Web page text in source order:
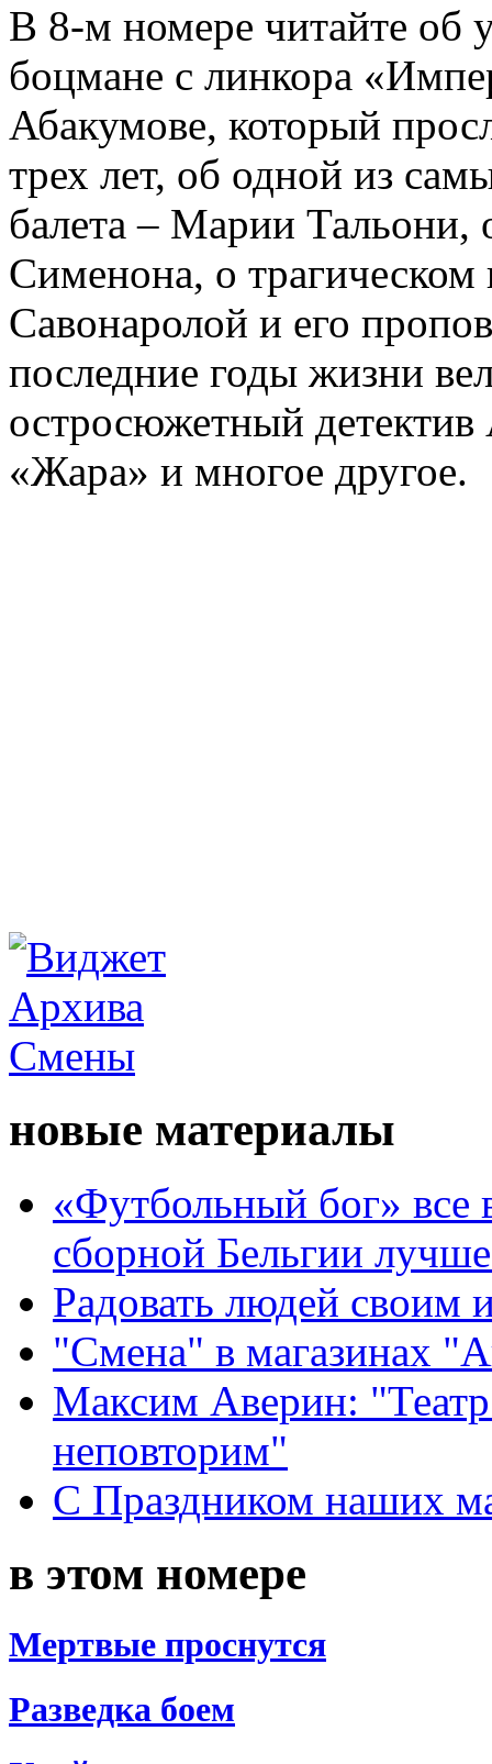
В 8-м номере читайте об
боцмане с линкора
Абакумове, который
трех лет, об одной из
балета – Марии
Сименона, о трагическом
Савонаролой и его
последние годы жизни
остросюжетный детектив
«Жара» и многое другое.
новые материалы
«Футбольный бог» все
сборной Бельгии
Радовать людей своим
"Смена" в магазинах
Максим Аверин:
неповторим"
С Праздником наших
в этом номере
Мертвые проснутся
Разведка боем